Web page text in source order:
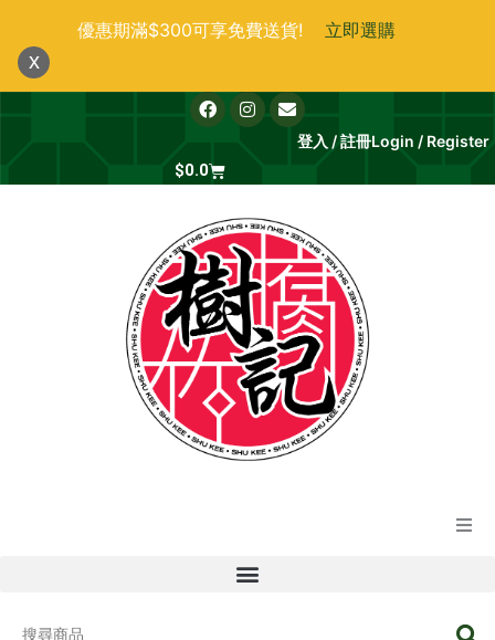
優惠期滿$300可享免費送貨! 立即選購
x
要
F
a
c
b
o
k
I
n
s
g
a
m
E
n
v
o
e
登入 / 註冊Login / Register
$0.0Cart
搜